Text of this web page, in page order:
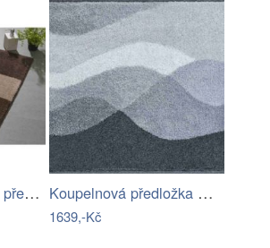
Set 2 koupelnových předložek MERKUR Koupelnová předložka HILLS
1639,-Kč